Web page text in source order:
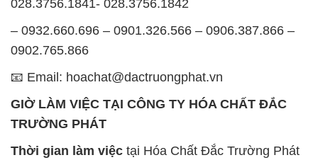
028.3756.1841- 028.3756.1842
– 0932.660.696 – 0901.326.566 – 0906.387.866 –
0902.765.866
📧 Email: hoachat@dactruongphat.vn
GIỜ LÀM VIỆC TẠI CÔNG TY HÓA CHẤT ĐẮC
TRƯỜNG PHÁT
Thời gian làm việc tại Hóa Chất Đắc Trường Phát